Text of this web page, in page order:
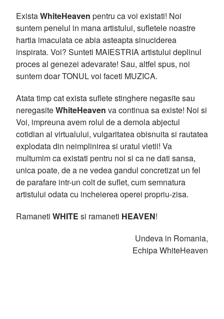
ExistaWhiteHeaven pentru ca voi existati! Noi
suntem penelul in mana artistului, sufletele noastre
hartia imaculata ce abia asteapta sinuciderea
inspirata. Voi? Sunteti MAIESTRIA artistului deplinul
proces al genezei adevarate! Sau, altfel spus, noi
suntem doar TONUL voi faceti MUZICA.
Atata timp cat exista suflete stinghere negasite sau
neregasiteWhiteHeaven va continua sa existe! Noi si
Voi, impreuna avem rolul de a demola abjectul
cotidian al virtualului, vulgaritatea obisnuita si rautatea
explodata din neimplinirea si uratul vietii! Va
multumim ca existati pentru noi si ca ne dati sansa,
unica poate, de a ne vedea gandul concretizat un fel
de parafare intr-un colt de suflet, cum semnatura
artistului odata cu incheierea operei propriu-zisa.
Ramaneti WHITE si ramaneti HEAVEN!
Undeva in Romania,
Echipa WhiteHeaven